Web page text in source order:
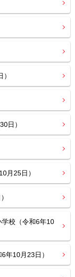
日）
月25日）
校（令和6年10
年10月23日）